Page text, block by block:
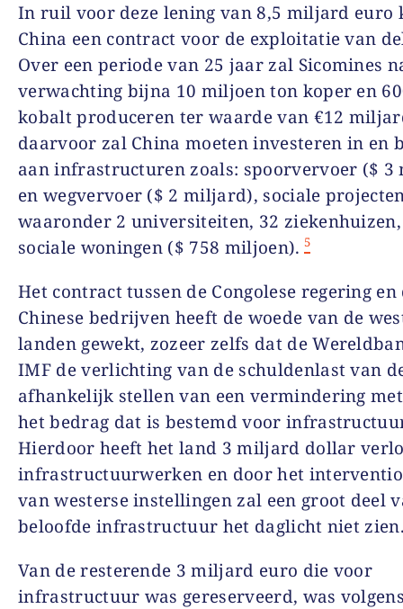
In ruil voor deze lening van 8,5 miljard euro
China een contract voor de exploitatie van
Over een periode van 25 jaar zal Sicomines
verwachting bijna 10 miljoen ton koper en
kobalt produceren ter waarde van €12
daarvoor zal China moeten investeren in en
aan infrastructuren zoals: spoorvervoer ($
en wegvervoer ($ 2 miljard), sociale
waaronder 2 universiteiten, 32
sociale woningen ($ 758 miljoen). 5
Het contract tussen de Congolese regering en
Chinese bedrijven heeft de woede van de
landen gewekt, zozeer zelfs dat de
IMF de verlichting van de schuldenlast van
afhankelijk stellen van een vermindering
het bedrag dat is bestemd voor
Hierdoor heeft het land 3 miljard dollar
infrastructuurwerken en door het
van westerse instellingen zal een groot deel
beloofde infrastructuur het daglicht niet
Van de resterende 3 miljard euro die voor
infrastructuur was gereserveerd, was